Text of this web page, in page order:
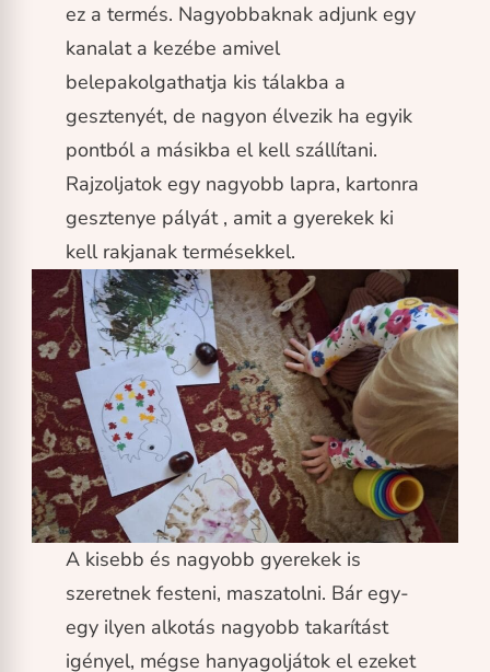
ez a termés. Nagyobbaknak adjunk egy
kanalat a kezébe amivel
belepakolgathatja kis tálakba a
gesztenyét, de nagyon élvezik ha egyik
pontból a másikba el kell szállítani.
Rajzoljatok egy nagyobb lapra, kartonra
gesztenye pályát , amit a gyerekek ki
kell rakjanak termésekkel.
A kisebb és nagyobb gyerekek is
szeretnek festeni, maszatolni. Bár egy-
egy ilyen alkotás nagyobb takarítást
igényel, mégse hanyagoljátok el ezeket